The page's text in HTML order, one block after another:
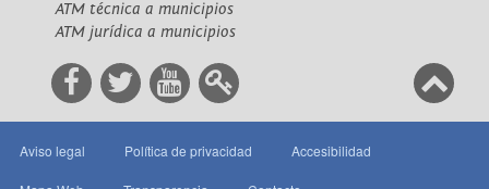
ATM técnica a municipios
ATM jurídica a municipios
Aviso legal Política de privacidad Accesibilidad